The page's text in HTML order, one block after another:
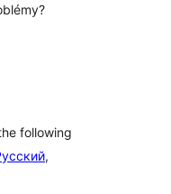
following
,